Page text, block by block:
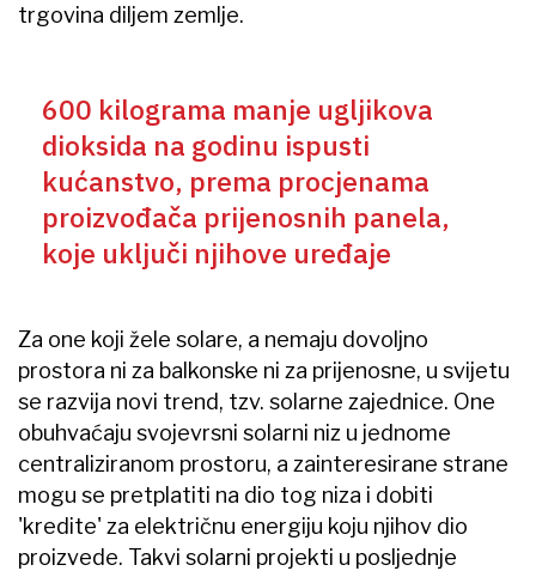
trgovina diljem zemlje.
600 kilograma manje ugljikova
dioksida na godinu ispusti
kućanstvo, prema procjenama
proizvođača prijenosnih panela,
koje uključi njihove uređaje
Za one koji žele solare, a nemaju dovoljno
prostora ni za balkonske ni za prijenosne, u svijetu
se razvija novi trend, tzv. solarne zajednice. One
obuhvaćaju svojevrsni solarni niz u jednome
centraliziranom prostoru, a zainteresirane strane
mogu se pretplatiti na dio tog niza i dobiti
'kredite' za električnu energiju koju njihov dio
proizvede. Takvi solarni projekti u posljednje